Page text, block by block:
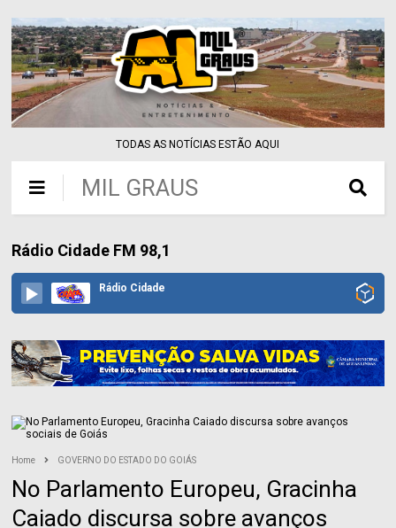
TODAS AS NOTÍCIAS ESTÃO AQUI
MIL GRAUS
Rádio Cidade FM 98,1
Rádio Cidade
Home GOVERNO DO ESTADO DO GOIÁS
No Parlamento Europeu, Gracinha
Caiado discursa sobre avanços